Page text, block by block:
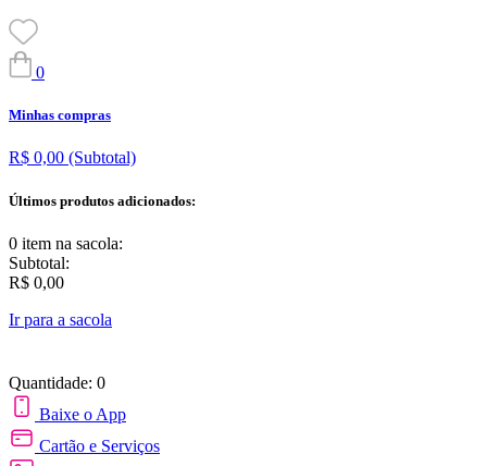
0
Minhas compras
R$ 0,00 (Subtotal)
Últimos produtos adicionados:
0 item na sacola:
Subtotal:
R$ 0,00
Ir para a sacola
Quantidade: 0
Baixe o App
Cartão e Serviços